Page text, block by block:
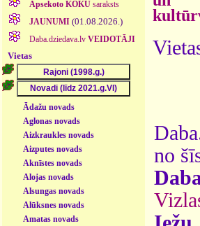
Apsekoto KOKUsaraksts
JAUNUMI (01.08.2026.)
Daba.dziedava.lv VEIDOTĀJI
Vietas
Ādažu novads
Aglonas novads
Aizkraukles novads
Aizputes novads
Aknīstes novads
Alojas novads
Alsungas novads
Alūksnes novads
Amatas novads
no